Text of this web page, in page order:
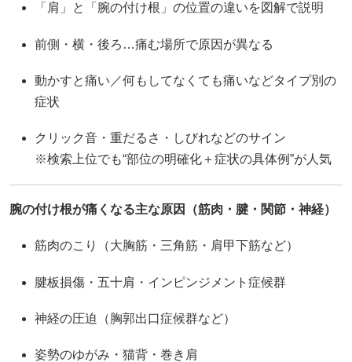
「肩」と「腕の付け根」の位置の違いを図解で説明
前側・横・後ろ…痛む場所で原因が異なる
動かすと痛い／何もしてなくても痛いなどタイプ別の
症状
クリック音・重だるさ・しびれなどのサイン
※検索上位でも“部位の明確化＋症状の具体例”が人気
腕の付け根が痛くなる主な原因（筋肉・腱・関節・神経）
筋肉のこり（大胸筋・三角筋・肩甲下筋など）
腱板損傷・五十肩・インピンジメント症候群
神経の圧迫（胸郭出口症候群など）
姿勢のゆがみ・猫背・巻き肩